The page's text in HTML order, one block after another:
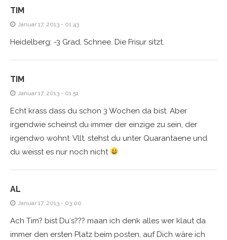
TIM
Januar 17, 2013 - 01:43
Heidelberg: -3 Grad, Schnee. Die Frisur sitzt.
TIM
Januar 17, 2013 - 01:51
Echt krass dass du schon 3 Wochen da bist. Aber
irgendwie scheinst du immer der einzige zu sein, der
irgendwo wohnt. Vllt. stehst du unter Quarantaene und
du weisst es nur noch nicht
AL
Januar 17, 2013 - 03:00
Ach Tim? bist Du´s??? maan ich denk alles wer klaut da
immer den ersten Platz beim posten, auf Dich wäre ich